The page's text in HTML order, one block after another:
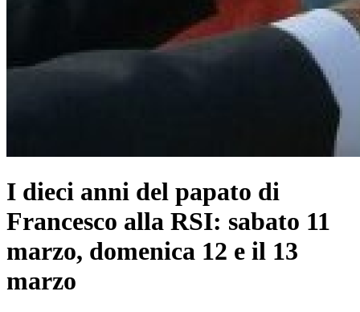
I dieci anni del papato di
Francesco alla RSI: sabato 11
marzo, domenica 12 e il 13
marzo